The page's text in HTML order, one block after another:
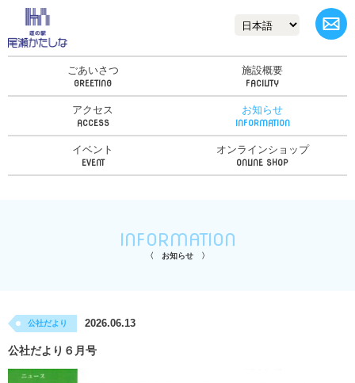
ごあいさつ 施設概要
アクセス お知らせ
イベント オンラインショップ
INFORMATION
お知らせ
公社だより 2026.06.13
公社だより６月号